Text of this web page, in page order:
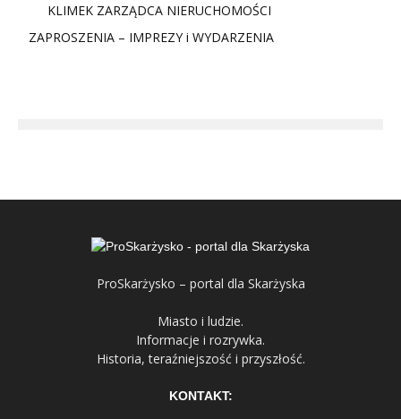
KLIMEK ZARZĄDCA NIERUCHOMOŚCI
ZAPROSZENIA – IMPREZY i WYDARZENIA
ProSkarżysko – portal dla Skarżyska
Miasto i ludzie.
Informacje i rozrywka.
Historia, teraźniejszość i przyszłość.
KONTAKT: